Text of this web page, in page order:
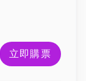
立即購票